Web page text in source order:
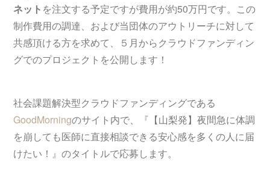
ネット を注文する予定ですが費用が約50万円です。この
制作費用の調達、および当団体のアウトリーチに対して
共感頂ける方を求めて、５月からクラウドファンディン
グでのプロジェクトを公開します！
社会課題解決型クラウドファンディングである
GoodMorningのサイト内で、『【山梨発】夜間急に体調
を崩しても医師に直接相談できる安心感を多くの人に届
けたい！』のタイトルで応募します。